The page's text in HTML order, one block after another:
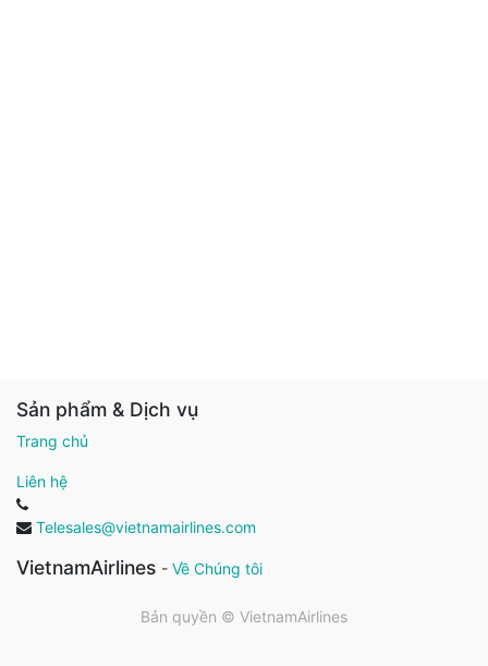
Sản phẩm & Dịch vụ
Trang chủ
Liên hệ
Telesales@vietnamairlines.com
VietnamAirlines - Về Chúng tôi
Bản quyền © VietnamAirlines